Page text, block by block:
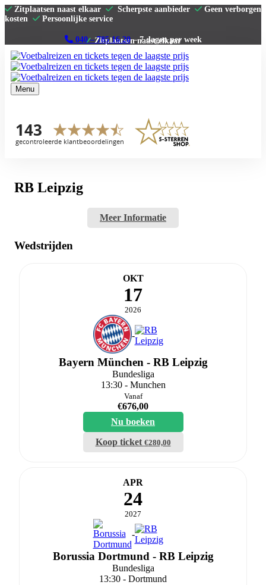
Zitplaatsen naast elkaar Scherpste aanbieder
Geen verborgen
kosten
Persoonlijke service
040 – 785 16 20– 7 dagen per week
Menu
La Liga
Serie A
RB Leipzig
Meer Informatie
Wedstrijden
OKT
17
2026
-
Bayern München - RB Leipzig
Bundesliga
13:30 - Munchen
Vanaf
€676,00
Nu boeken
Koop ticket €280,00
APR
24
2027
-
Borussia Dortmund - RB Leipzig
Bundesliga
13:30 - Dortmund